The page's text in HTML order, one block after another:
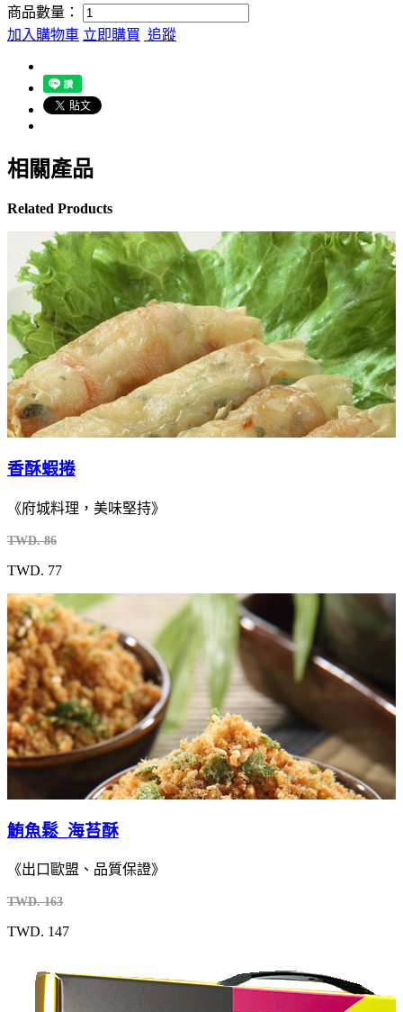
商品數量：
加入購物車 立即購買 追蹤
相關產品
Related Products
香酥蝦捲
《府城料理，美味堅持》
TWD. 86
TWD. 77
鮪魚鬆_海苔酥
《出口歐盟、品質保證》
TWD. 163
TWD. 147